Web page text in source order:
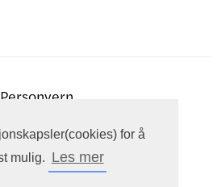
for å
mulig. Les mer
Personvern